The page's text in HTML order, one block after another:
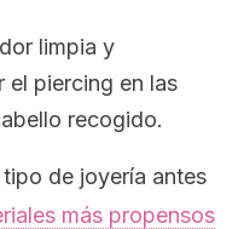
limpia y
el piercing en las
recogido.
de joyería antes
más propensos